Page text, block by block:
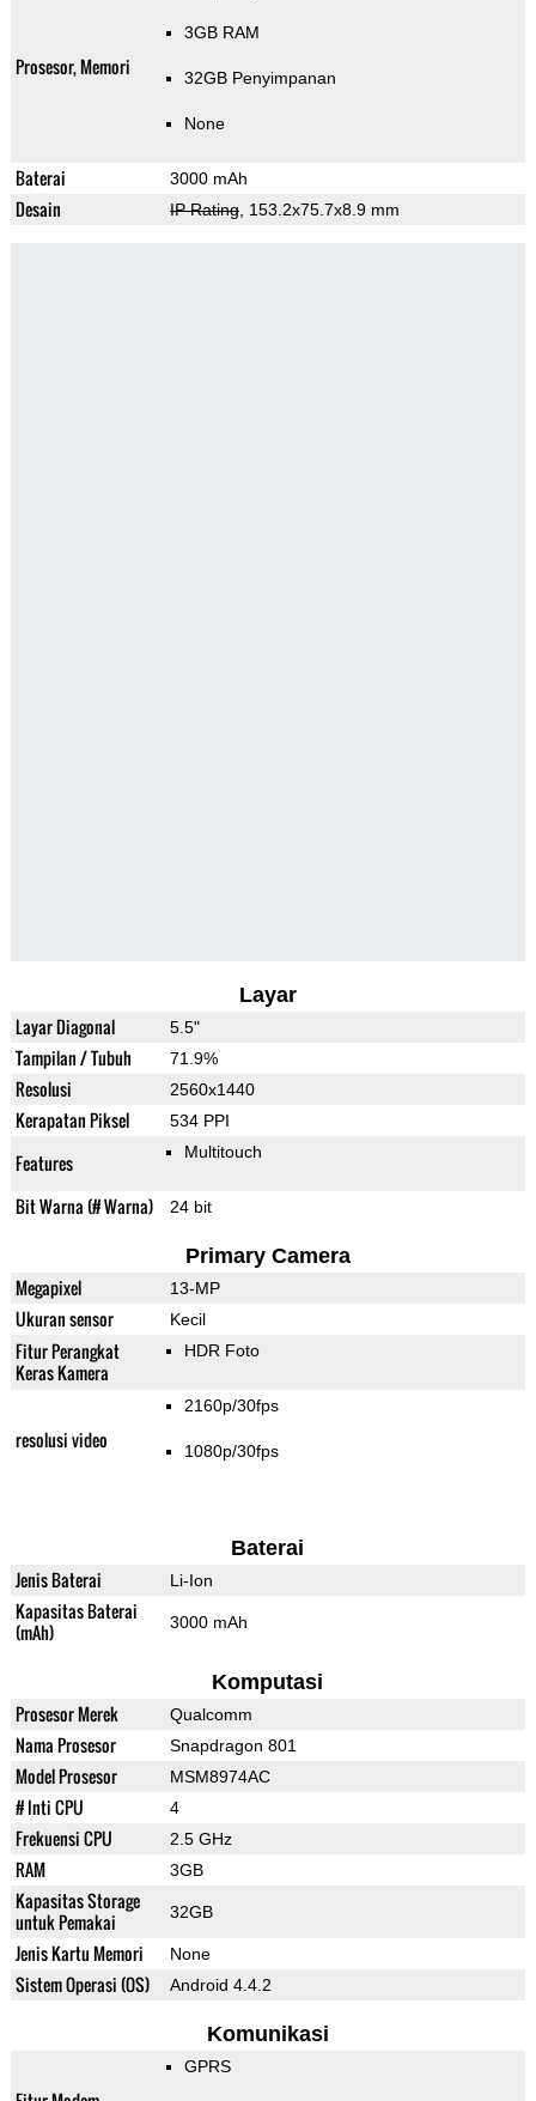
Prosesor, Memori
3GB RAM
32GB Penyimpanan
None
Baterai 3000 mAh
Desain IP Rating, 153.2x75.7x8.9 mm
Layar
Layar Diagonal 5.5"
Tampilan / Tubuh 71.9%
Resolusi 2560x1440
Kerapatan Piksel 534 PPI
Features Multitouch
Bit Warna (# Warna) 24 bit
Primary Camera
Megapixel 13-MP
Ukuran sensor Kecil
Fitur Perangkat
Keras Kamera
HDR Foto
resolusi video
2160p/30fps
1080p/30fps
Baterai
Jenis Baterai Li-Ion
Kapasitas Baterai
(mAh)
3000 mAh
Komputasi
Prosesor Merek Qualcomm
Nama Prosesor Snapdragon 801
Model Prosesor MSM8974AC
# Inti CPU 4
Frekuensi CPU 2.5 GHz
RAM 3GB
Kapasitas Storage
untuk Pemakai
32GB
Jenis Kartu Memori None
Sistem Operasi (OS) Android 4.4.2
Komunikasi
GPRS